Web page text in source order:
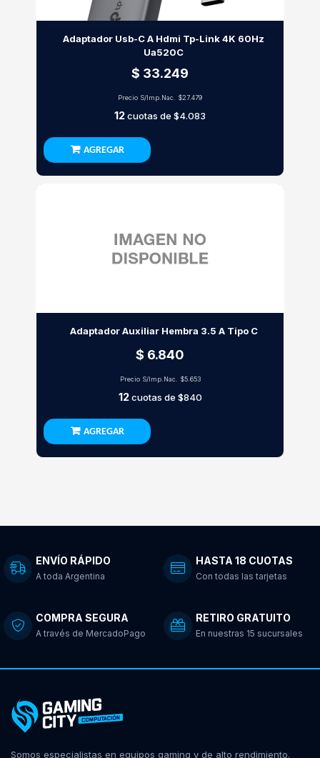
Adaptador Usb-C A Hdmi Tp-Link 4K 60Hz
Ua520C
$ 33.249
Precio S/Imp.Nac. $27.479
12cuotas de $4.083
AGREGAR
Adaptador Auxiliar Hembra 3.5 A Tipo C
$ 6.840
Precio S/Imp.Nac. $5.653
12cuotas de $840
AGREGAR
ENVÍO RÁPIDO
A toda Argentina
HASTA 18 CUOTAS
Con todas las tarjetas
COMPRA SEGURA
A través de MercadoPago
RETIRO GRATUITO
En nuestras 15 sucursales
Somos especialistas en equipos gaming y de alto rendimiento.